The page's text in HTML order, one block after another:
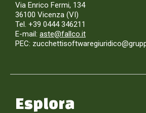
Via Enrico Fermi, 134
36100 Vicenza (VI)
Tel. +39 0444 346211
E-mail: aste@fallco.it
PEC:
Esplora